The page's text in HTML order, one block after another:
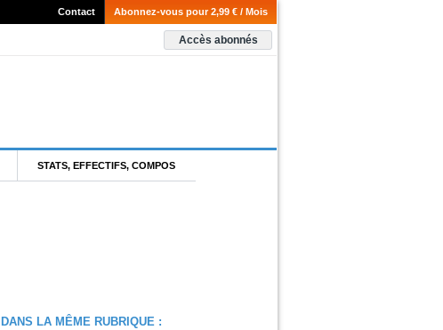
Abonnez-vous pour 2,99 € / Mois
Contact
Accès abonnés
STATS, EFFECTIFS, COMPOS
DANS LA MÊME RUBRIQUE :